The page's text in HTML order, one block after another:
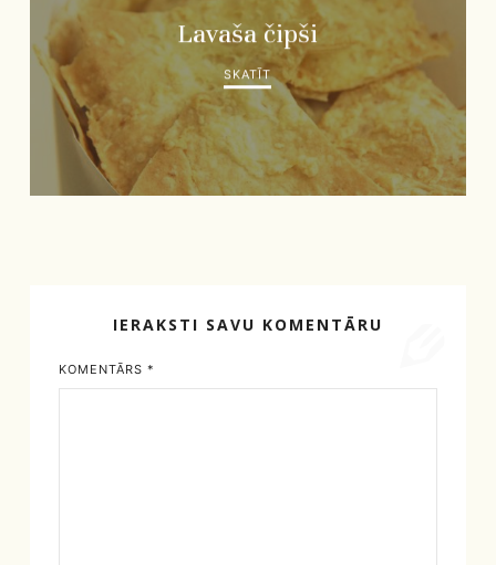
Lavaša čipši
SKATĪT
IERAKSTI SAVU KOMENTĀRU
KOMENTĀRS *